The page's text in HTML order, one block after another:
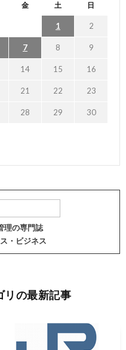
金 土 日
1 2
7 8 9
14 15 16
21 22 23
28 29 30
理の専門誌
・ビジネス
リの最新記事